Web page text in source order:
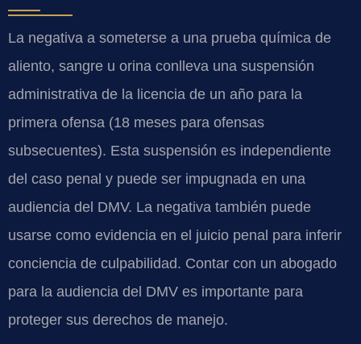
La negativa a someterse a una prueba química de
aliento, sangre u orina conlleva una suspensión
administrativa de la licencia de un año para la
primera ofensa (18 meses para ofensas
subsecuentes). Esta suspensión es independiente
del caso penal y puede ser impugnada en una
audiencia del DMV. La negativa también puede
usarse como evidencia en el juicio penal para inferir
conciencia de culpabilidad. Contar con un abogado
para la audiencia del DMV es importante para
proteger sus derechos de manejo.